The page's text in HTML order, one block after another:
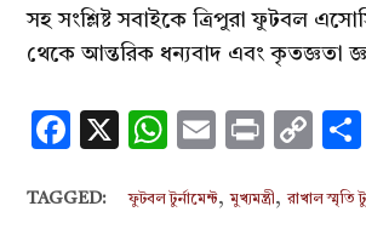
সহ সংশ্লিষ্ট সবাইকে ত্রিপুরা ফুটবল
থেকে আন্তরিক ধন্যবাদ এবং কৃতজ্ঞতা
Facebook
X WhatsApp
EmailPrint
TAGGED: ফুটবল টুর্নামেন্ট,মুখ্যমন্ত্রী,রাখাল স্মৃতি